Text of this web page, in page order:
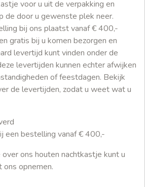
voor u uit de verpakking en
de door u gewenste plek neer.
bij ons plaatst vanaf € 400,-
gratis bij u komen bezorgen en
levertijd kunt vinden onder de
levertijden kunnen echter afwijken
of feestdagen. Bekijk
de levertijden, zodat u weet wat u
een bestelling vanaf € 400,-
ons houten nachtkastje kunt u
ons opnemen.